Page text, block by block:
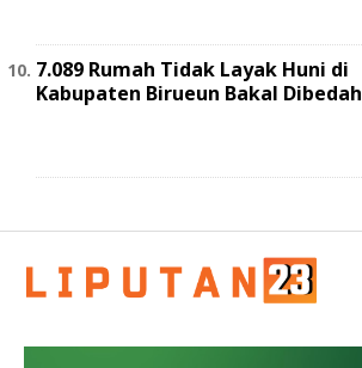
7.089 Rumah Tidak Layak Huni di
Kabupaten Birueun Bakal Dibedah